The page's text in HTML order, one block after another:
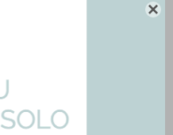

31X59 Liso
27,25